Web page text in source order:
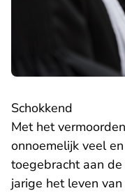
​Schokkend
Met het
onnoemelijk veel
toegebracht aan
jarige het leven